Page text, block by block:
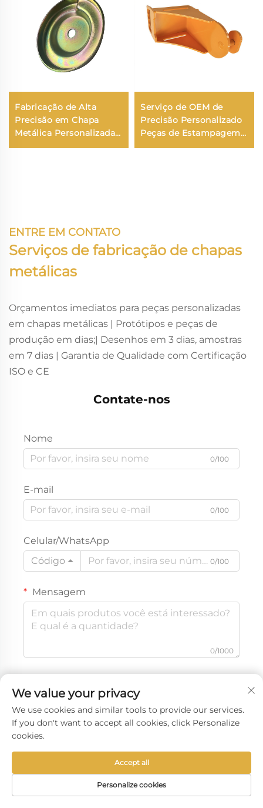
Fabricação de Alta
Precisão em Chapa
Metálica Personalizada
com Estampagem,
Serviço de OEM de
Precisão Personalizado
Peças de Estampagem
em Chapa Metálica Aço
ENTRE EM CONTATO
Serviços de fabricação de chapas
metálicas
Orçamentos imediatos para peças personalizadas
em chapas metálicas | Protótipos e peças de
produção em dias;| Desenhos em 3 dias, amostras
em 7 dias | Garantia de Qualidade com Certificação
ISO e CE
Contate-nos
Nome
0/100
E-mail
0/100
Celular/WhatsApp
Código
0/100
Mensagem
0/1000
Obtenha um Orçamento Gratuito
We value your privacy
We use cookies and similar tools to provide our services.
If you don't want to accept all cookies, click Personalize
cookies.
Personalize cookies
Accept all